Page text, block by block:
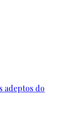
adeptos do